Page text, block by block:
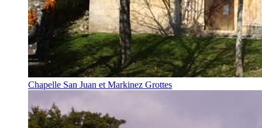
Chapelle San Juan et Markinez Grottes